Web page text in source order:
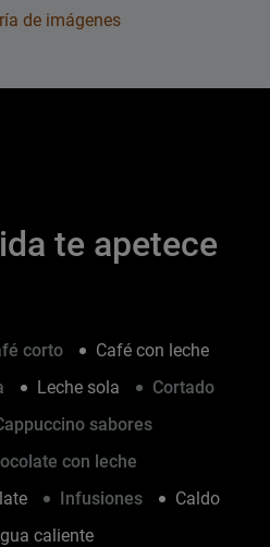
de imágenes
te apetece
corto
Café con leche
Leche sola
Cortado
sabores
con leche
Infusiones
Caldo
caliente